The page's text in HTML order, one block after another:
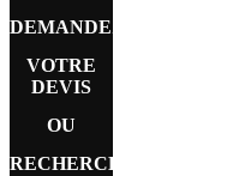
DEMANDEZ
VOTRE
DEVIS
OU
RECHERCHE